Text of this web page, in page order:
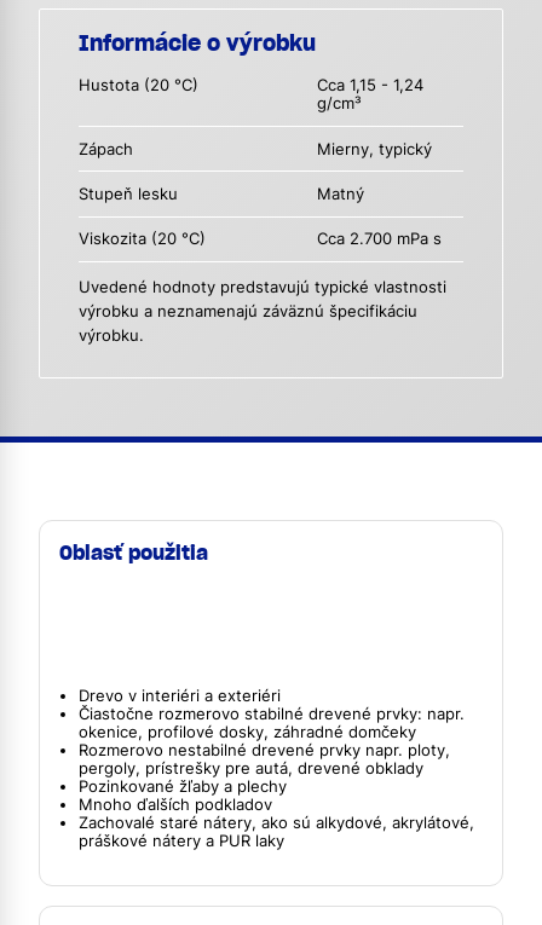
Informácie o výrobku
Hustota (20 °C)
Cca 1,15 - 1,24
g/cm³
Zápach Mierny, typický
Stupeň lesku Matný
Viskozita (20 °C) Cca 2.700 mPa s
Uvedené hodnoty predstavujú typické vlastnosti
výrobku a neznamenajú záväznú špecifikáciu
výrobku.
Oblasť použitia
Drevo v interiéri a exteriéri
Čiastočne rozmerovo stabilné drevené prvky: napr.
okenice, profilové dosky, záhradné domčeky
Rozmerovo nestabilné drevené prvky napr. ploty,
pergoly, prístrešky pre autá, drevené obklady
Pozinkované žľaby a plechy
Mnoho ďalších podkladov
Zachovalé staré nátery, ako sú alkydové, akrylátové,
práškové nátery a PUR laky